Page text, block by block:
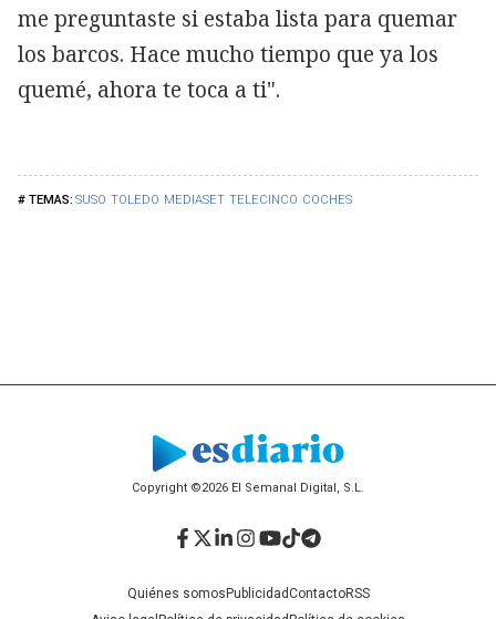
SUSO TOLEDO MEDIASET TELECINCO COCHES
me preguntaste si estaba lista para quemar
los barcos. Hace mucho tiempo que ya los
quemé, ahora te toca a ti".
Copyright ©2026 El Semanal Digital, S.L.
Quiénes somosPublicidadContactoRSS
Facebook
Twitter
LinkedIn
Instagram
YouTube
TikTok
Telegram